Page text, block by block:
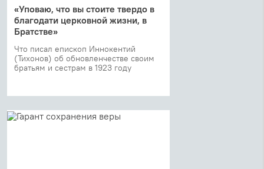
«Уповаю, что вы стоите твердо в
благодати церковной жизни, в
Братстве»
Что писал епископ Иннокентий
(Тихонов) об обновленчестве своим
братьям и сестрам в 1923 году